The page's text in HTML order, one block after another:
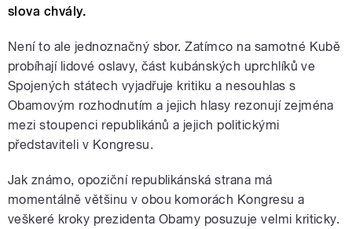
slova chvály.
Není to ale jednoznačný sbor. Zatímco na samotné Kubě
probíhají lidové oslavy, část kubánských uprchlíků ve
Spojených státech vyjadřuje kritiku a nesouhlas s
Obamovým rozhodnutím a jejich hlasy rezonují zejména
mezi stoupenci republikánů a jejich politickými
představiteli v Kongresu.
Jak známo, opoziční republikánská strana má
momentálně většinu v obou komorách Kongresu a
veškeré kroky prezidenta Obamy posuzuje velmi kriticky.